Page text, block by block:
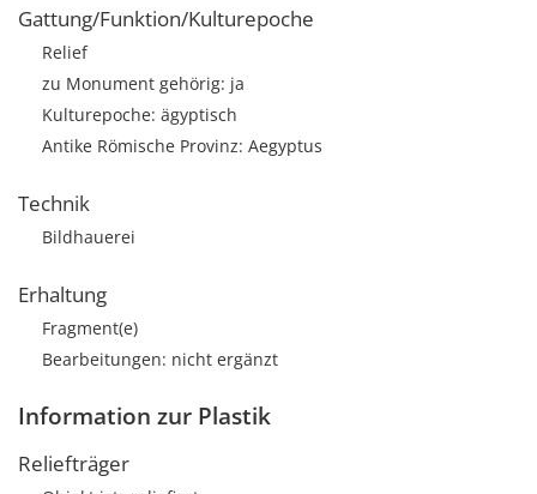
Gattung/Funktion/Kulturepoche
Relief
zu Monument gehörig: ja
Kulturepoche: ägyptisch
Antike Römische Provinz: Aegyptus
Technik
Bildhauerei
Erhaltung
Fragment(e)
Bearbeitungen: nicht ergänzt
Information zur Plastik
Reliefträger